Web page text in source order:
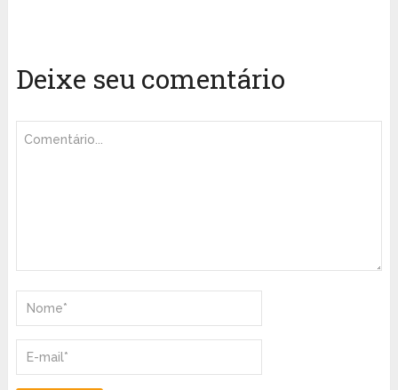
Deixe seu comentário